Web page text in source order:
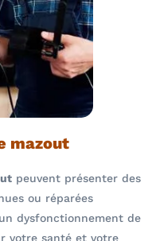
mazout
peuvent présenter des
ou réparées
dysfonctionnement de
votre santé et votre